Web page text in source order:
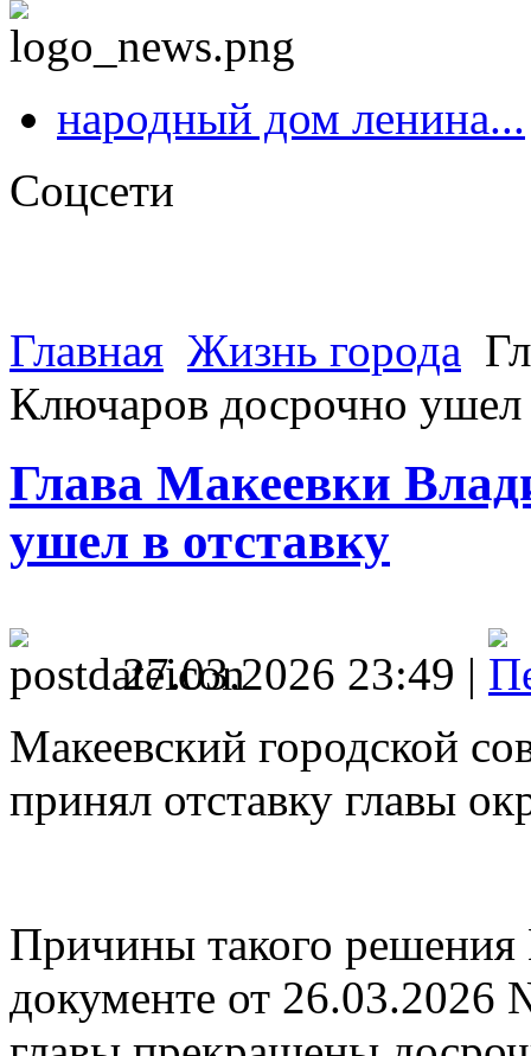
народный дом ленина...
Соцсети
Главная Жизнь города
Ключаров досрочно ушел
Глава Макеевки
ушел в отставку
27.03.2026 23:49 |
Макеевский городской
принял отставку главы
Причины такого
документе от 26.03.2026